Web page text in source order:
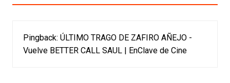
Pingback: ÚLTIMO TRAGO DE ZAFIRO AÑEJO -
Vuelve BETTER CALL SAUL | EnClave de Cine